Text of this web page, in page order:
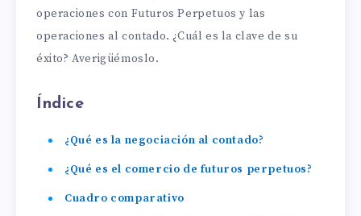
operaciones con Futuros Perpetuos y las
operaciones al contado. ¿Cuál es la clave de su
éxito? Averigüémoslo.
Índice
¿Qué es la negociación al contado?
¿Qué es el comercio de futuros perpetuos?
Cuadro comparativo